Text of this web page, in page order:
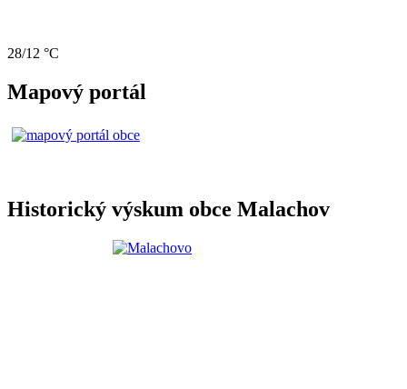
28/12 °C
Mapový portál
Historický výskum obce Malachov